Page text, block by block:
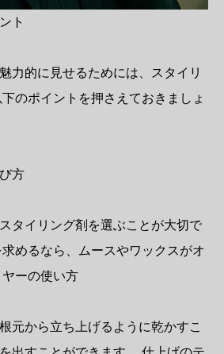
ト
力的に見せるためには、スタイリ
のポイントを押さえておきましょ
方
タイリング剤を選ぶことが大切で
めるなら、ムースやワックスがオ
ーの使い方
元から立ち上げるように乾かすこ